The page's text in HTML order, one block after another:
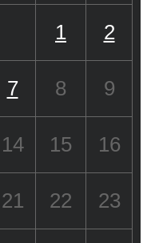
1 2
7 8 9
14 15 16
21 22 23